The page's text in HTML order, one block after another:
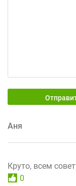
Аня
Круто, всем
0